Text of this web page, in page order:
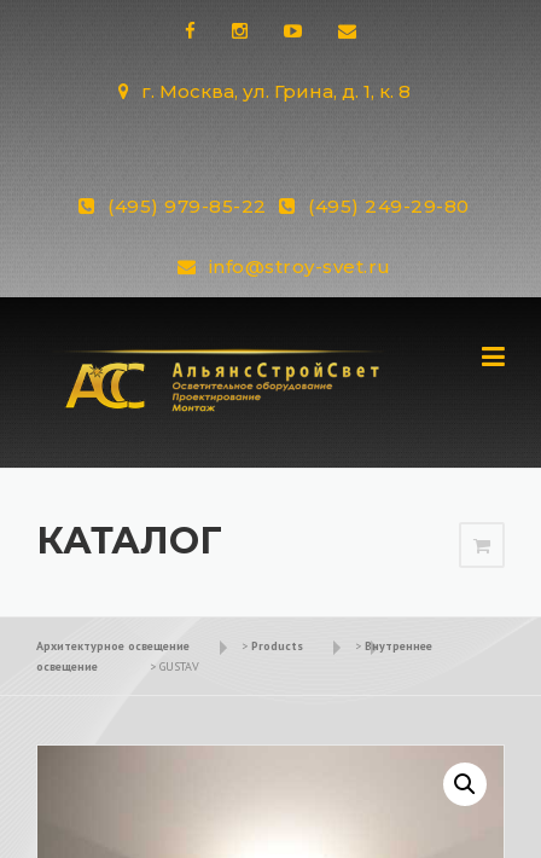
г. Москва, ул. Грина, д. 1, к. 8
(495) 979-85-22 (495) 249-29-80
info@stroy-svet.ru
КАТАЛОГ
Архитектурное освещение > Products > Внутреннее
освещение
> GUSTAV